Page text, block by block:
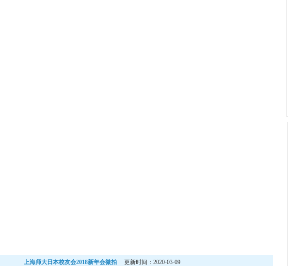
上海师大日本校友会2018新年会微拍 更新时间：2020-03-09